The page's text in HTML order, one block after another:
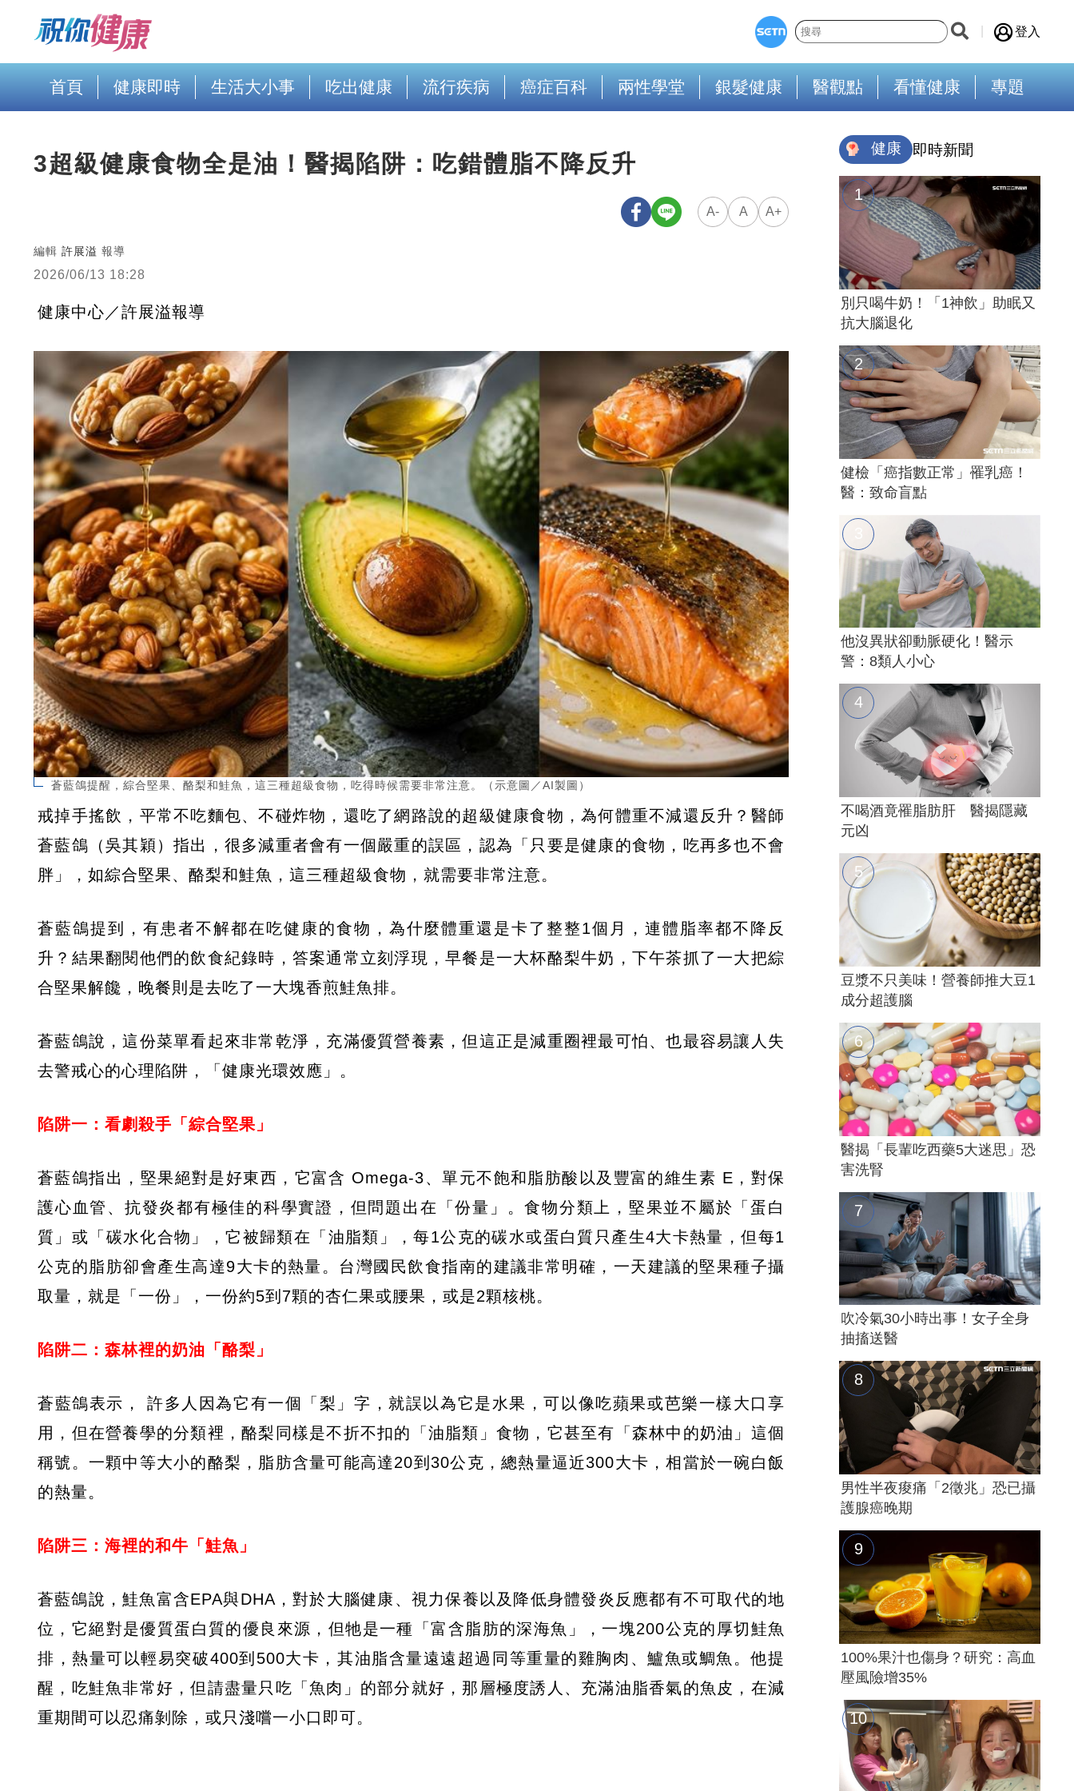
登入
首頁 健康即時 生活大小事 吃出健康 流行疾病 癌症百科 兩性學堂 銀髮健康 醫觀點 看懂健康 專題
3超級健康食物全是油！醫揭陷阱：吃錯體脂不降反升
A- A A+
編輯 許展溢 報導
2026/06/13 18:28
健康中心／許展溢報導
蒼藍鴿提醒，綜合堅果、酪梨和鮭魚，這三種超級食物，吃得時候需要非常注意。（示意圖／AI製圖）
戒掉手搖飲，平常不吃麵包、不碰炸物，還吃了網路說的超級健康食物，為何體重不減還反升？醫師
蒼藍鴿（吳其穎）指出，很多減重者會有一個嚴重的誤區，認為「只要是健康的食物，吃再多也不會
胖」，如綜合堅果、酪梨和鮭魚，這三種超級食物，就需要非常注意。
蒼藍鴿提到，有患者不解都在吃健康的食物，為什麼體重還是卡了整整1個月，連體脂率都不降反
升？結果翻閱他們的飲食紀錄時，答案通常立刻浮現，早餐是一大杯酪梨牛奶，下午茶抓了一大把綜
合堅果解饞，晚餐則是去吃了一大塊香煎鮭魚排。
蒼藍鴿說，這份菜單看起來非常乾淨，充滿優質營養素，但這正是減重圈裡最可怕、也最容易讓人失
去警戒心的心理陷阱，「健康光環效應」。
陷阱一：看劇殺手「綜合堅果」
蒼藍鴿指出，堅果絕對是好東西，它富含 Omega-3、單元不飽和脂肪酸以及豐富的維生素 E，對保
護心血管、抗發炎都有極佳的科學實證，但問題出在「份量」。食物分類上，堅果並不屬於「蛋白
質」或「碳水化合物」，它被歸類在「油脂類」，每1公克的碳水或蛋白質只產生4大卡熱量，但每1
公克的脂肪卻會產生高達9大卡的熱量。台灣國民飲食指南的建議非常明確，一天建議的堅果種子攝
取量，就是「一份」，一份約5到7顆的杏仁果或腰果，或是2顆核桃。
陷阱二：森林裡的奶油「酪梨」
蒼藍鴿表示， 許多人因為它有一個「梨」字，就誤以為它是水果，可以像吃蘋果或芭樂一樣大口享
用，但在營養學的分類裡，酪梨同樣是不折不扣的「油脂類」食物，它甚至有「森林中的奶油」這個
稱號。一顆中等大小的酪梨，脂肪含量可能高達20到30公克，總熱量逼近300大卡，相當於一碗白飯
的熱量。
陷阱三：海裡的和牛「鮭魚」
蒼藍鴿說，鮭魚富含EPA與DHA，對於大腦健康、視力保養以及降低身體發炎反應都有不可取代的地
位，它絕對是優質蛋白質的優良來源，但牠是一種「富含脂肪的深海魚」，一塊200公克的厚切鮭魚
排，熱量可以輕易突破400到500大卡，其油脂含量遠遠超過同等重量的雞胸肉、鱸魚或鯛魚。他提
醒，吃鮭魚非常好，但請盡量只吃「魚肉」的部分就好，那層極度誘人、充滿油脂香氣的魚皮，在減
重期間可以忍痛剝除，或只淺嚐一小口即可。
健康 即時新聞
別只喝牛奶！「1神飲」助眠又
抗大腦退化
健檢「癌指數正常」罹乳癌！
醫：致命盲點
他沒異狀卻動脈硬化！醫示
警：8類人小心
不喝酒竟罹脂肪肝 醫揭隱藏
元凶
豆漿不只美味！營養師推大豆1
成分超護腦
醫揭「長輩吃西藥5大迷思」恐
害洗腎
吹冷氣30小時出事！女子全身
抽搐送醫
男性半夜痠痛「2徵兆」恐已攝
護腺癌晚期
100%果汁也傷身？研究：高血
壓風險增35%